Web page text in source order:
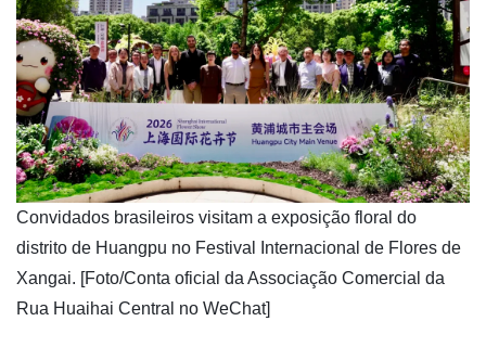
​Convidados brasileiros visitam a exposição floral do
distrito de Huangpu no Festival Internacional de Flores de
Xangai. [Foto/Conta oficial da Associação Comercial da
Rua Huaihai Central no WeChat]